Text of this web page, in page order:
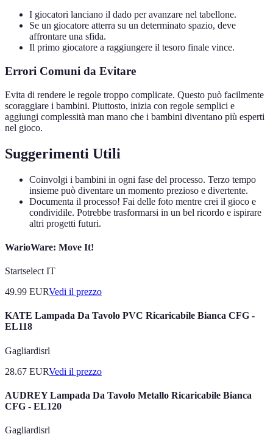
I giocatori lanciano il dado per avanzare nel tabellone.
Se un giocatore atterra su un determinato spazio, deve
affrontare una sfida.
Il primo giocatore a raggiungere il tesoro finale vince.
Errori Comuni da Evitare
Evita di rendere le regole troppo complicate. Questo può facilmente
scoraggiare i bambini. Piuttosto, inizia con regole semplici e
aggiungi complessità man mano che i bambini diventano più esperti
nel gioco.
Suggerimenti Utili
Coinvolgi i bambini in ogni fase del processo. Terzo tempo
insieme può diventare un momento prezioso e divertente.
Documenta il processo! Fai delle foto mentre crei il gioco e
condividile. Potrebbe trasformarsi in un bel ricordo e ispirare
altri progetti futuri.
WarioWare: Move It!
Startselect IT
49.99 EURVedi il prezzo
KATE Lampada Da Tavolo PVC Ricaricabile Bianca CFG -
EL118
Gagliardisrl
28.67 EURVedi il prezzo
AUDREY Lampada Da Tavolo Metallo Ricaricabile Bianca
CFG - EL120
Gagliardisrl